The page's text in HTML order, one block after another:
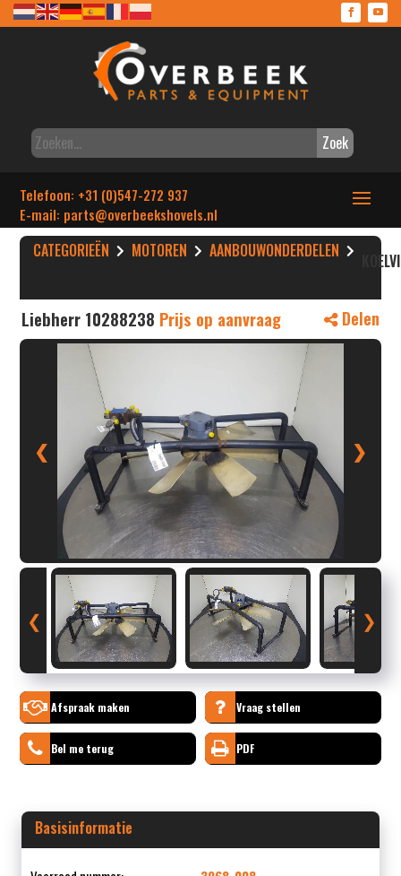
Zoek
Telefoon: +31 (0)547-272 937
E-mail: parts@overbeekshovels.nl
CATEGORIEËN MOTOREN AANBOUWONDERDELEN
Liebherr 10288238 Prijs op aanvraag Delen
❮ ❯
❮ ❯
Afspraak maken Vraag stellen
Bel me terug PDF
Basisinformatie